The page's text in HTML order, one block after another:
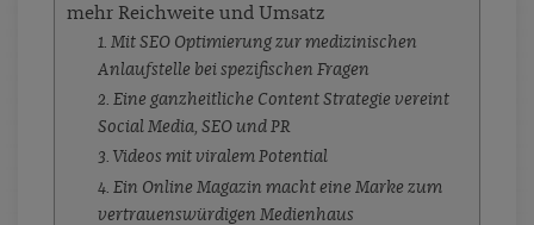
mehr Reichweite und Umsatz
1. Mit SEO Optimierung zur medizinischen
Anlaufstelle bei spezifischen Fragen
2. Eine ganzheitliche Content Strategie vereint
Social Media, SEO und PR
3. Videos mit viralem Potential
4. Ein Online Magazin macht eine Marke zum
vertrauenswürdigen Medienhaus